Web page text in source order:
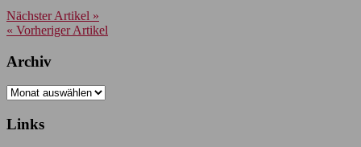
Nächster Artikel »
« Vorheriger Artikel
Archiv
Archiv
Links